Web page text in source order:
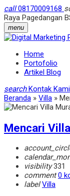
call08170009168
Raya Pagedangan
menu
Home
Portofolio
Artikel Blog
search Kontak Kami
Beranda » Villa »
Mencari
visibility331
comment 0
label Villa